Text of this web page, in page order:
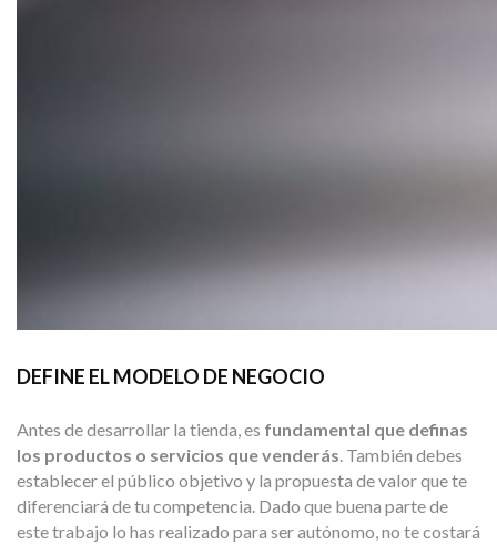
DEFINE EL MODELO DE NEGOCIO
Antes de desarrollar la tienda, es fundamental que definas
los productos o servicios que venderás. También debes
establecer el público objetivo y la propuesta de valor que te
diferenciará de tu competencia. Dado que buena parte de
este trabajo lo has realizado para ser autónomo, no te costará